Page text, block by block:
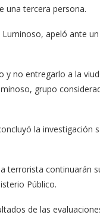
una tercera persona.
apeló ante
y no entregarlo a la
grupo
la investigación
terrorista continuarán
Público.
de las